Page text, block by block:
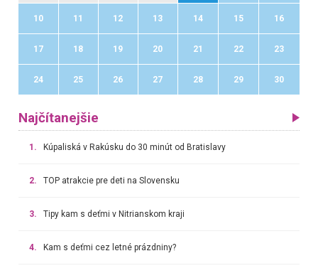
10 11 12 13 14 15 16
17 18 19 20 21 22 23
24 25 26 27 28 29 30
Najčítanejšie
1. Kúpaliská v Rakúsku do 30 minút od Bratislavy
2. TOP atrakcie pre deti na Slovensku
3. Tipy kam s deťmi v Nitrianskom kraji
4. Kam s deťmi cez letné prázdniny?